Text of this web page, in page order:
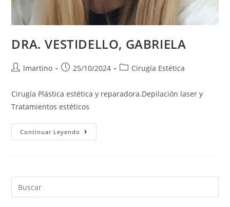
DRA. VESTIDELLO, GABRIELA
lmartino 25/10/2024 Cirugía Estética
Cirugía Plástica estética y reparadora.Depilación laser y
Tratamientos estéticos
Continuar Leyendo